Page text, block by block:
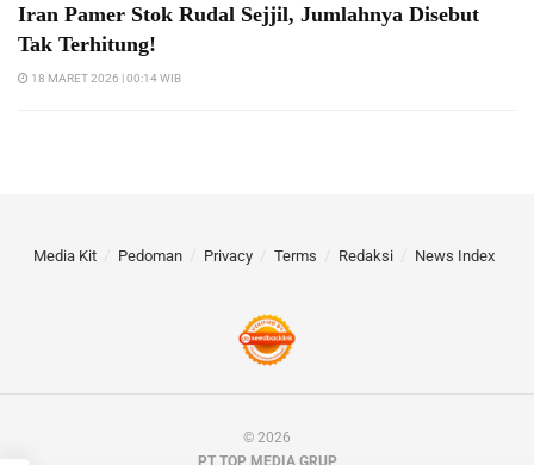
Iran Pamer Stok Rudal Sejjil, Jumlahnya Disebut
Tak Terhitung!
18 MARET 2026 | 00:14 WIB
Media Kit Pedoman Privacy Terms Redaksi News Index
© 2026
PT TOP MEDIA GRUP